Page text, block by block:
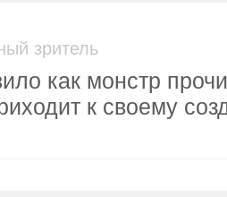
зритель
как монстр
к своему